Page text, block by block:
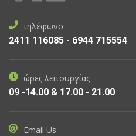
τηλέφωνο
2411 116085 - 6944 715554
ώρες λειτουργίας
09 -14.00 & 17.00 - 21.00
Email Us